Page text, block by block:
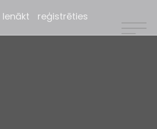
Ienākt reģistrēties